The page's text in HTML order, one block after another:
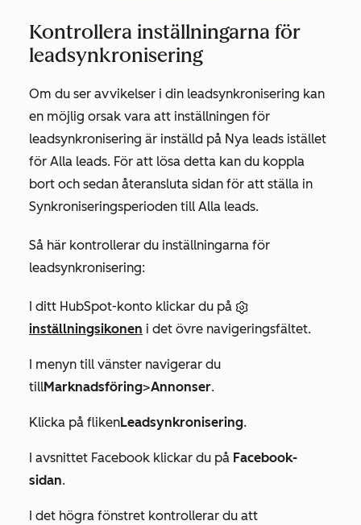
Kontrollera inställningarna för
leadsynkronisering
Om du ser avvikelser i din leadsynkronisering kan
en möjlig orsak vara att inställningen för
leadsynkronisering är inställd på Nya leads istället
för Alla leads. För att lösa detta kan du koppla
bort och sedan återansluta sidan för att ställa in
Synkroniseringsperioden till Alla leads.
Så här kontrollerar du inställningarna för
leadsynkronisering:
I ditt HubSpot-konto klickar du på
inställningsikonen i det övre navigeringsfältet.
I menyn till vänster navigerar du
tillMarknadsföring>Annonser.
Klicka på flikenLeadsynkronisering.
avsnittet Facebook klickar du på Facebook-
sidan.
I det högra fönstret kontrollerar du att